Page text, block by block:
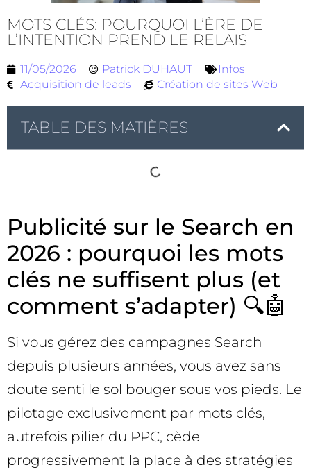
MOTS CLÉS: POURQUOI L’ÈRE DE
L’INTENTION PREND LE RELAIS
11/05/2026 Patrick DUHAUT
Infos
Acquisition de leads
Création de sites Web
TABLE DES MATIÈRES
Publicité sur le Search en
2026 : pourquoi les mots
clés ne suffisent plus (et
comment s’adapter) 🔍🤖
Si vous gérez des campagnes Search
depuis plusieurs années, vous avez sans
doute senti le sol bouger sous vos pieds. Le
pilotage exclusivement par mots clés,
autrefois pilier du PPC, cède
progressivement la place à des stratégies